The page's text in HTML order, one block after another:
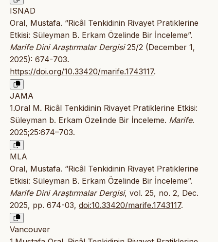
ISNAD
Oral, Mustafa. “Ricâl Tenkidinin Rivayet Pratiklerine
Etkisi: Süleyman B. Erkam Özelinde Bir İnceleme”.
Marife Dini Araştırmalar Dergisi25/2 (December 1,
2025): 674-703.
https://doi.org/10.33420/marife.1743117.
JAMA
1.Oral M. Ricâl Tenkidinin Rivayet Pratiklerine Etkisi:
Süleyman b. Erkam Özelinde Bir İnceleme. Marife.
2025;25:674–703.
MLA
Oral, Mustafa. “Ricâl Tenkidinin Rivayet Pratiklerine
Etkisi: Süleyman B. Erkam Özelinde Bir İnceleme”.
Marife Dini Araştırmalar Dergisi, vol. 25, no. 2, Dec.
2025, pp. 674-03, doi:10.33420/marife.1743117.
Vancouver